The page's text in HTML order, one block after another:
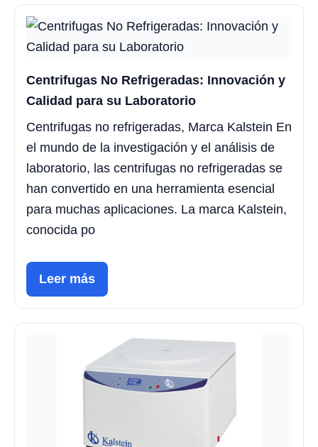
Centrifugas No Refrigeradas: Innovación y
Calidad para su Laboratorio
Centrifugas no refrigeradas, Marca Kalstein En
el mundo de la investigación y el análisis de
laboratorio, las centrifugas no refrigeradas se
han convertido en una herramienta esencial
para muchas aplicaciones. La marca Kalstein,
conocida po
Leer más